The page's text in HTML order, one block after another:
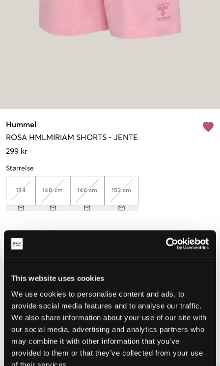
This website uses cookies
We use cookies to personalise content and ads, to
provide social media features and to analyse our traffic.
We also share information about your use of our site with
our social media, advertising and analytics partners who
may combine it with other information that you’ve
provided to them or that they’ve collected from your use
Hummel
ROSA HMLMIRIAM SHORTS - JENTE
299 kr
Størrelse
134 140 cm 146 cm 152 cm
STØRRELSESTABELL
VELG EN STØRRELSE
Rask levering
Fri frakt over 999 kr
Retur- og bytterett i 60 dager